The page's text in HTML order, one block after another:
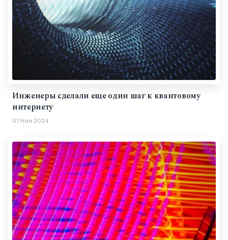
Инженеры сделали еще один шаг к квантовому
интернету
01 Ноя 2024